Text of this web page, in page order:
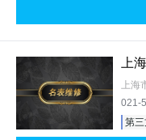
上
上
021-
第